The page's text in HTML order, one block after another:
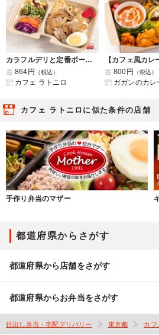
カラフルデリと定番ポークジンジャーのお弁当
864円
（税込）
カフェ ラトニロ
800円
（税込）
ガガンのカレ
カフェ ラトニロに似た条件の店舗
手作り弁当のマザー
都道府県からさがす
都道府県から店舗をさがす
都道府県からお弁当をさがす
仕出し弁当・宅配デリバリー 東京都 カフ